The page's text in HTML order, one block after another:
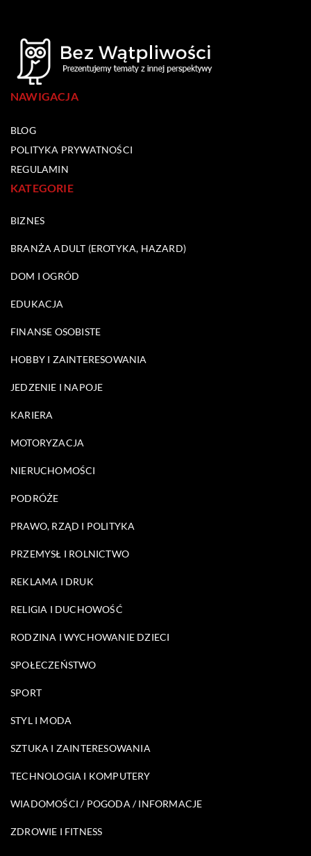
NAWIGACJA
BLOG
POLITYKA PRYWATNOŚCI
REGULAMIN
KATEGORIE
BIZNES
BRANŻA ADULT (EROTYKA, HAZARD)
DOM I OGRÓD
EDUKACJA
FINANSE OSOBISTE
HOBBY I ZAINTERESOWANIA
JEDZENIE I NAPOJE
KARIERA
MOTORYZACJA
NIERUCHOMOŚCI
PODRÓŻE
PRAWO, RZĄD I POLITYKA
PRZEMYSŁ I ROLNICTWO
REKLAMA I DRUK
RELIGIA I DUCHOWOŚĆ
RODZINA I WYCHOWANIE DZIECI
SPOŁECZEŃSTWO
SPORT
STYL I MODA
SZTUKA I ZAINTERESOWANIA
TECHNOLOGIA I KOMPUTERY
WIADOMOŚCI / POGODA / INFORMACJE
ZDROWIE I FITNESS